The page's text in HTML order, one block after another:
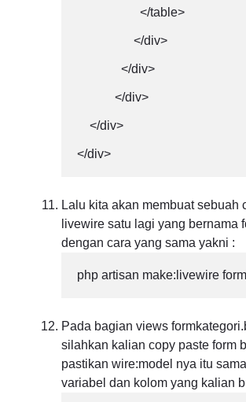
</table>
</div>
</div>
</div>
</div>
</div>
Lalu kita akan membuat sebuah
livewire satu lagi yang bernama
dengan cara yang sama yakni :
php artisan make:livewire
Pada bagian views
silahkan kalian copy paste form
pastikan wire:model nya itu
variabel dan kolom yang kalian